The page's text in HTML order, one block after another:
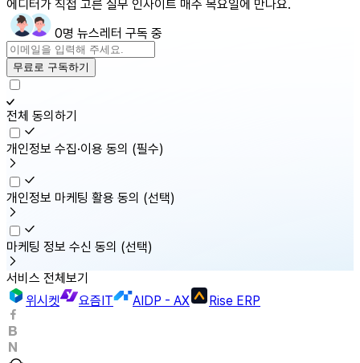
에디터가 직접 고른 실무 인사이트 매주 목요일에 만나요.
0명 뉴스레터 구독 중
무료로 구독하기
전체 동의하기
개인정보 수집·이용 동의 (필수)
개인정보 마케팅 활용 동의 (선택)
마케팅 정보 수신 동의 (선택)
서비스 전체보기
위시켓
요즘IT AIDP - AX Rise ERP